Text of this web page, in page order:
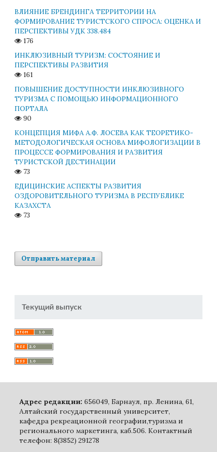
ВЛИЯНИЕ БРЕНДИНГА ТЕРРИТОРИИ НА
ФОРМИРОВАНИЕ ТУРИСТСКОГО СПРОСА: ОЦЕНКА И
ПЕРСПЕКТИВЫ УДК 338.484
176
ИНКЛЮЗИВНЫЙ ТУРИЗМ: СОСТОЯНИЕ И
ПЕРСПЕКТИВЫ РАЗВИТИЯ
161
ПОВЫШЕНИЕ ДОСТУПНОСТИ ИНКЛЮЗИВНОГО
ТУРИЗМА С ПОМОЩЬЮ ИНФОРМАЦИОННОГО
ПОРТАЛА
90
КОНЦЕПЦИЯ МИФА А.Ф. ЛОСЕВА КАК ТЕОРЕТИКО-
МЕТОДОЛОГИЧЕСКАЯ ОСНОВА МИФОЛОГИЗАЦИИ В
ПРОЦЕССЕ ФОРМИРОВАНИЯ И РАЗВИТИЯ
ТУРИСТСКОЙ ДЕСТИНАЦИИ
73
ЕДИЦИНСКИЕ АСПЕКТЫ РАЗВИТИЯ
ОЗДОРОВИТЕЛЬНОГО ТУРИЗМА В РЕСПУБЛИКЕ
КАЗАХСТА
73
Отправить материал
Текущий выпуск
Адрес редакции: 656049, Барнаул, пр. Ленина, 61,
Алтайский государственный университет,
кафедра рекреационной географии,туризма и
регионального маркетинга, каб.506. Контактный
телефон: 8(3852) 291278